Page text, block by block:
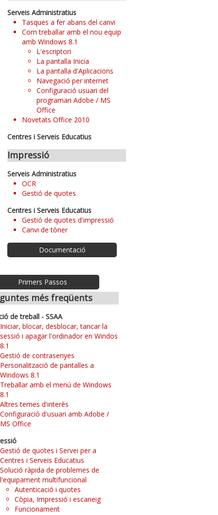
Serveis Administratius
Tasques a fer abans del canvi
Com treballar amb el nou equip
amb Windows 8.1
L'escriptori
La pantalla Inicia
La pantalla d'Aplicacions
Navegació per internet
Configuració usuari del
programari Adobe / MS
Office
Novetats Office 2010
Centres i Serveis Educatius
Impressió
Serveis Administratius
OCR
Gestió de quotes
Centres i Serveis Educatius
Gestió de quotes d'impressió
Canvi de tòner
Documentació
Primers Passos
més freqüents
de treball - SSAA
Iniciar, blocar, desblocar, tancar la
sessió i apagar l'ordinador en Windos
8.1
Gestió de contrasenyes
Personalització de pantalles a
Windows 8.1
Treballar amb el menú de Windows
8.1
Altres temes d'interès
Configuració d'usuari amb Adobe /
MS Office
Gestió de quotes i Servei per a
Centres i Serveis Educatius
Solució ràpida de problemes de
l'equipament multifuncional
Autenticació i quotes
Còpia, Impressió i escaneig
Funcionament